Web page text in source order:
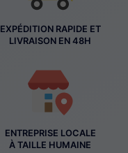
EXPÉDITION RAPIDE ET
LIVRAISON EN 48H
ENTREPRISE LOCALE
À TAILLE HUMAINE